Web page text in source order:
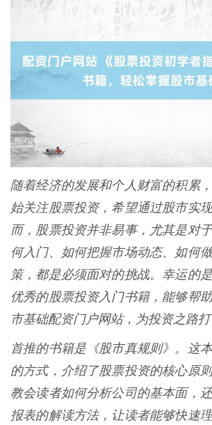
随着经济的发展和个人财富的积累
始关注股票投资，希望通过股市实
而，股票投资并非易事，尤其是对
何入门、如何把握市场动态、如何
策，都是必须面对的挑战。幸运的
优秀的股票投资入门书籍，能够帮
市基础配资门户网站，为投资之路打
首推的书籍是《股市真规则》。这
的方式，介绍了股票投资的核心原
教会读者如何分析公司的基本面，
报表的解读方法，让读者能够快速